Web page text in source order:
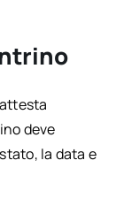
deve
la data e